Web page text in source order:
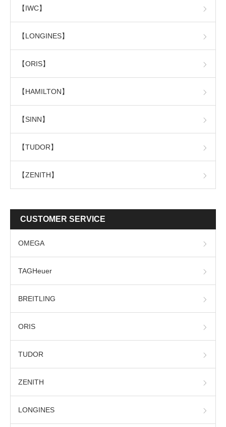
【IWC】
【LONGINES】
【ORIS】
【HAMILTON】
【SINN】
【TUDOR】
【ZENITH】
CUSTOMER SERVICE
OMEGA
TAGHeuer
BREITLING
ORIS
TUDOR
ZENITH
LONGINES